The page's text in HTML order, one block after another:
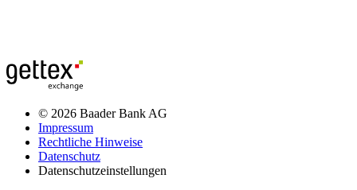
© 2026 Baader Bank AG
Impressum
Rechtliche Hinweise
Datenschutz
Datenschutzeinstellungen